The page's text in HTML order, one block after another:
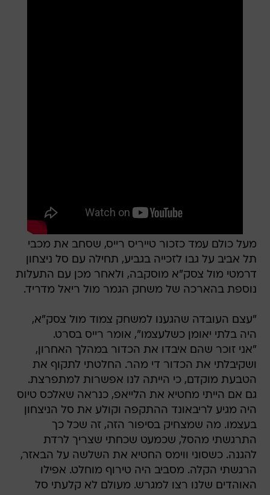
מעל כולם עמד כזכור טייריס רייס, שסחב את מכבי
תל אביב על גבו לזכייה בגביע, תחילה עם סל ניצחון
דרמטי מול צסק"א מוסקבה, ולאחר מכן עם התעלות
נוספת בהארכה של משחק הגמר מול ריאל מדריד.
"עצם העובדה שהגענו למשחק צמוד מול צסק"א,
היה בלתי יאומן כשלעצמו", אומר רייס בסרט.
"אני זוכר שהם איבדו את הכדור במהלך האחרון,
ושקיבלתי את הכדור די מהר. החלטתי לתקוף את
הטבעת מוקדם, כי הייתה לנו אפשרות למתפרצת.
גם אם הייתי מחטיא את הלייאפ, כנראה שאלכס טיוס
היה מגיע לריבאונד ההתקפה וקולע את סל הניצחון
בעצמו. מה שמצחיק בסיפור הזה, זה שכל כך
התרגשתי מהסל, שכמעט שכחתי שצריך לרדת
להגנה. כשסוני ווימס החטיא את השלשה על הבאזר,
הרגשתי הקלה. מסביב היה טירוף מוחלט. אפילו
האוהדים שלנו רצו למגרש. מעולם לא קלעתי סל